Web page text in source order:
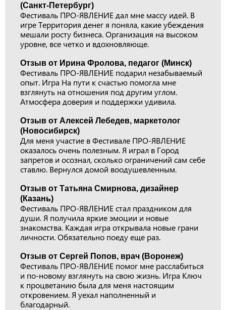
(Санкт-Петербург)
Фестиваль ПРО-ЯВЛЕНИЕ дал мне массу идей. В
игре Территория денег я поняла, какие убеждения
мешали росту бизнеса. Организация на высоком
уровне, все четко и вдохновляюще.
Отзыв от Ирина Фролова, педагог (Минск)
Фестиваль ПРО-ЯВЛЕНИЕ подарил незабываемый
опыт. Игра На пути к счастью помогла мне
взглянуть на отношения под другим углом.
Атмосфера доверия и поддержки удивила.
Отзыв от Алексей Лебедев, маркетолог
(Новосибирск)
Для меня участие в Фестивале ПРО-ЯВЛЕНИЕ
оказалось очень полезным. Я играл в Город
запретов и осознал, сколько ограничений сам себе
ставлю. Вернулся домой воодушевленным.
Отзыв от Татьяна Смирнова, дизайнер
(Казань)
Фестиваль ПРО-ЯВЛЕНИЕ стал праздником для
души. Я получила яркие эмоции и новые
знакомства. Каждая игра открывала новые грани
личности. Обязательно поеду еще раз.
Отзыв от Сергей Попов, врач (Воронеж)
Фестиваль ПРО-ЯВЛЕНИЕ помог мне расслабиться
и по-новому взглянуть на свою жизнь. Игра Ключ
к процветанию была для меня настоящим
откровением. Я уехал наполненный и
благодарный.